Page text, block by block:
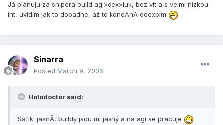
Já plánuju za snipera build agi>dex>luk, bez vit a s velmi ní­zkou
int, uvidí­m jak to dopadne, až to koneÄnÄ doexpí­m
Sinarra
Posted March 9, 2006
Holodoctor said:
Safik: jasnÄ, buildy jsou mi jasný a na agi se pracuje